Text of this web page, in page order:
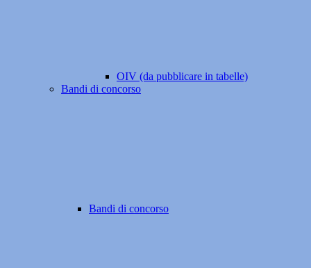
OIV (da pubblicare in tabelle)
Bandi di concorso
Bandi di concorso